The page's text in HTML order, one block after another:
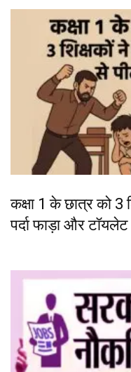
कक्षा 1 के छात्र को 3
पर्दा फाड़ा और